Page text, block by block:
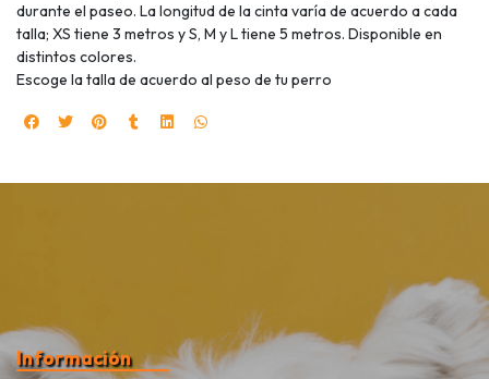
durante el paseo. La longitud de la cinta varía de acuerdo a cada
talla; XS tiene 3 metros y S, M y L tiene 5 metros. Disponible en
distintos colores.
Escoge la talla de acuerdo al peso de tu perro
Información